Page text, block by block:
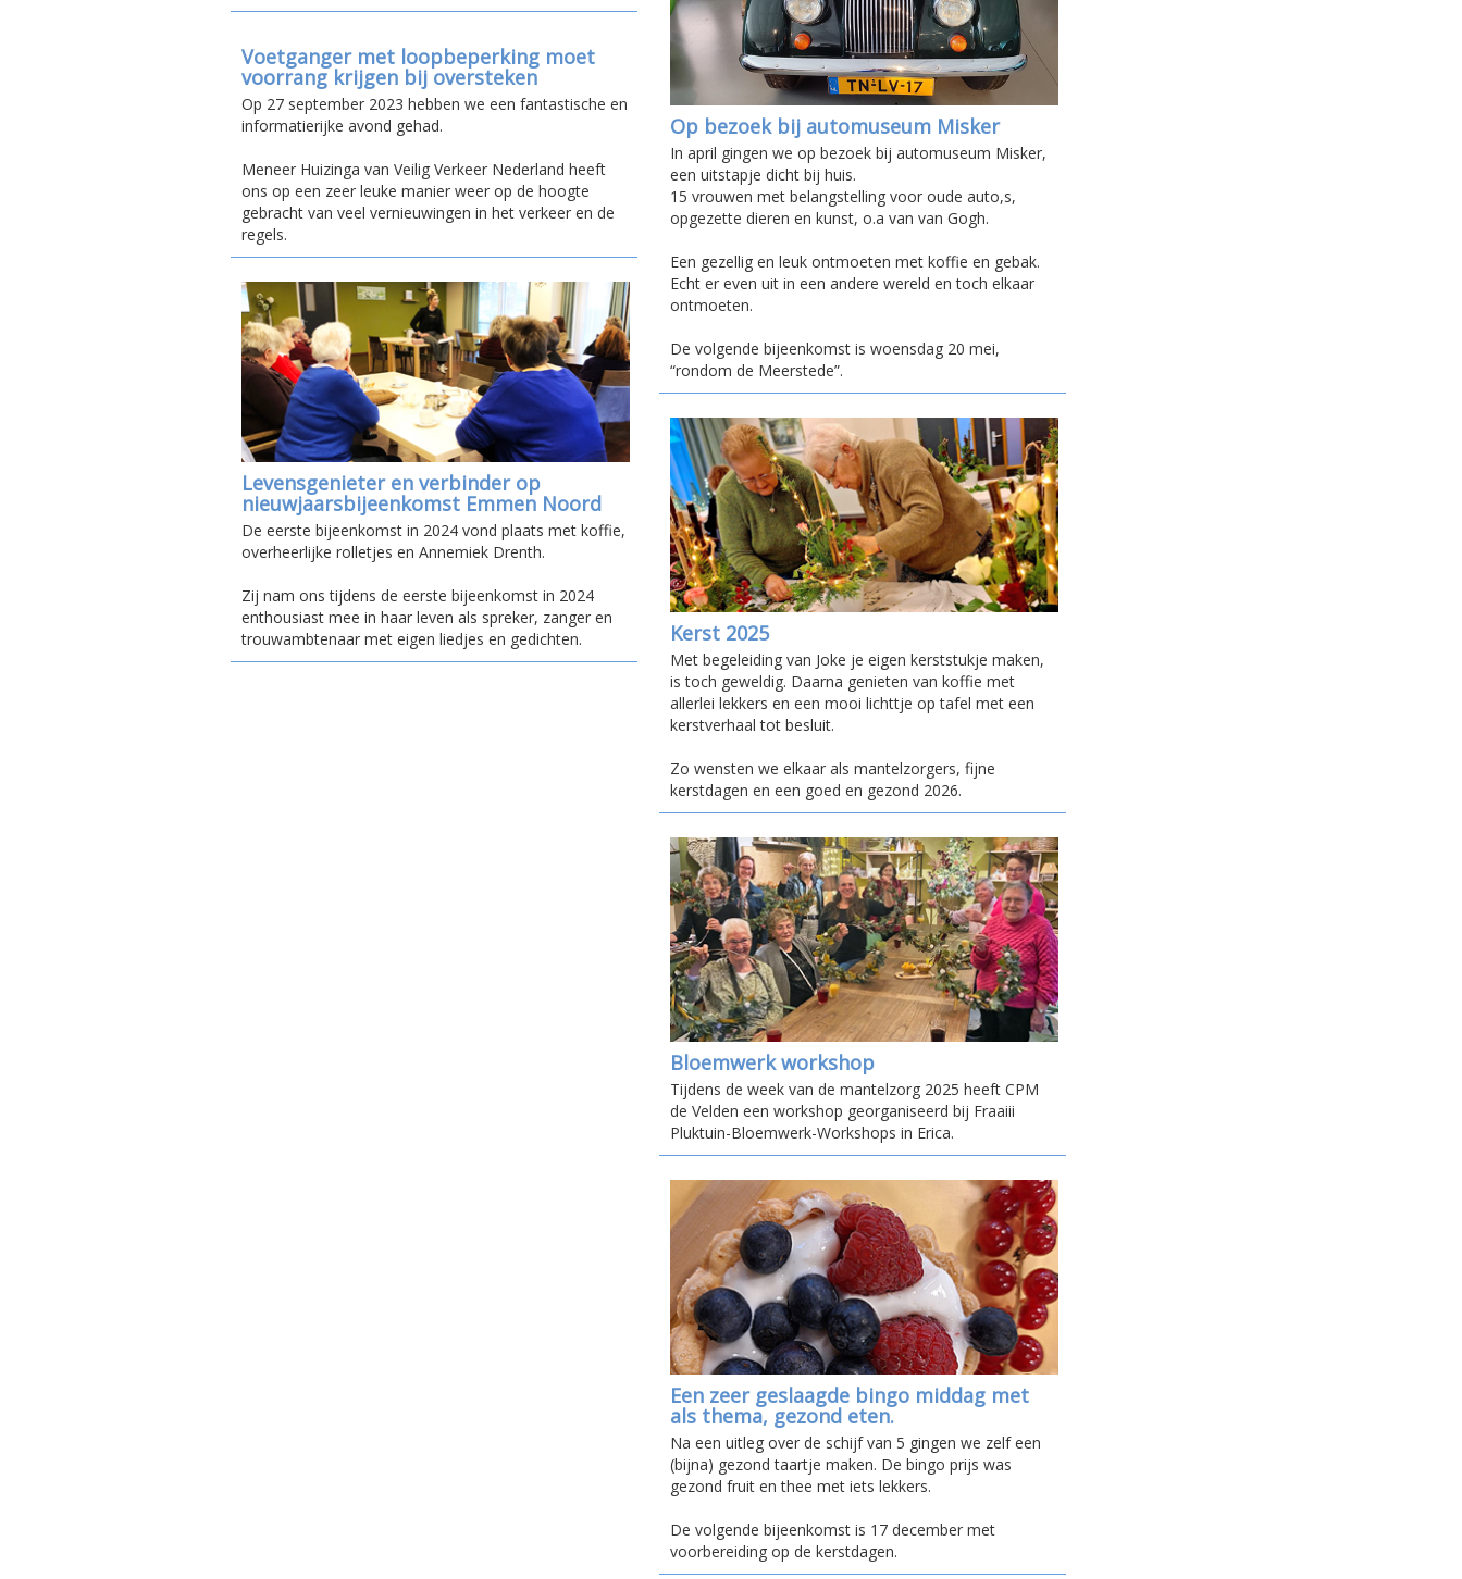
Voetganger met loopbeperking moet
voorrang krijgen bij oversteken
Op 27 september 2023 hebben we een fantastische en
informatierijke avond gehad.
Meneer Huizinga van Veilig Verkeer Nederland heeft
ons op een zeer leuke manier weer op de hoogte
gebracht van veel vernieuwingen in het verkeer en de
regels.
Levensgenieter en verbinder op
nieuwjaarsbijeenkomst Emmen Noord
De eerste bijeenkomst in 2024 vond plaats met koffie,
overheerlijke rolletjes en Annemiek Drenth.
Zij nam ons tijdens de eerste bijeenkomst in 2024
enthousiast mee in haar leven als spreker, zanger en
trouwambtenaar met eigen liedjes en gedichten.
Op bezoek bij automuseum Misker
In april gingen we op bezoek bij automuseum Misker,
een uitstapje dicht bij huis.
15 vrouwen met belangstelling voor oude auto,s,
opgezette dieren en kunst, o.a van van Gogh.
Een gezellig en leuk ontmoeten met koffie en gebak.
Echt er even uit in een andere wereld en toch elkaar
ontmoeten.
De volgende bijeenkomst is woensdag 20 mei,
“rondom de Meerstede”.
Kerst 2025
Met begeleiding van Joke je eigen kerststukje maken,
is toch geweldig. Daarna genieten van koffie met
allerlei lekkers en een mooi lichttje op tafel met een
kerstverhaal tot besluit.
Zo wensten we elkaar als mantelzorgers, fijne
kerstdagen en een goed en gezond 2026.
Bloemwerk workshop
Tijdens de week van de mantelzorg 2025 heeft CPM
de Velden een workshop georganiseerd bij Fraaiii
Pluktuin-Bloemwerk-Workshops in Erica.
Een zeer geslaagde bingo middag met
als thema, gezond eten.
Na een uitleg over de schijf van 5 gingen we zelf een
(bijna) gezond taartje maken. De bingo prijs was
gezond fruit en thee met iets lekkers.
De volgende bijeenkomst is 17 december met
voorbereiding op de kerstdagen.